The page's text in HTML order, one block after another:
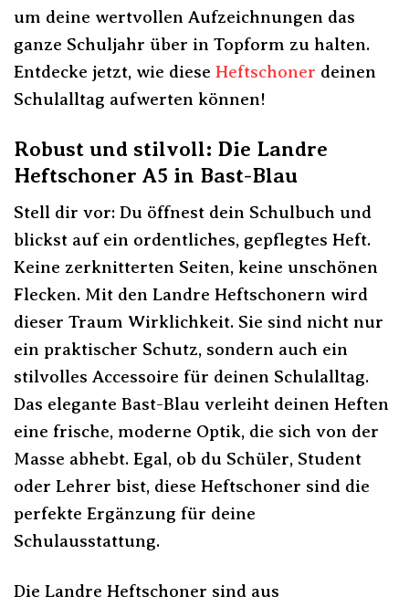
um deine wertvollen Aufzeichnungen das
ganze Schuljahr über in Topform zu halten.
Entdecke jetzt, wie diese Heftschoner deinen
Schulalltag aufwerten können!
Robust und stilvoll: Die Landre
Heftschoner A5 in Bast-Blau
Stell dir vor: Du öffnest dein Schulbuch und
blickst auf ein ordentliches, gepflegtes Heft.
Keine zerknitterten Seiten, keine unschönen
Flecken. Mit den Landre Heftschonern wird
dieser Traum Wirklichkeit. Sie sind nicht nur
ein praktischer Schutz, sondern auch ein
stilvolles Accessoire für deinen Schulalltag.
Das elegante Bast-Blau verleiht deinen Heften
eine frische, moderne Optik, die sich von der
Masse abhebt. Egal, ob du Schüler, Student
oder Lehrer bist, diese Heftschoner sind die
perfekte Ergänzung für deine
Schulausstattung.
Die Landre Heftschoner sind aus